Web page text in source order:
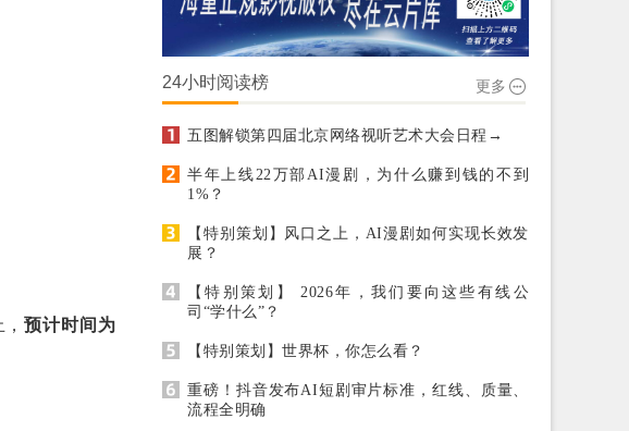
，预计时间为
24小时阅读榜 更多
五图解锁第四届北京网络视听艺术大会日程→
半年上线22万部AI漫剧，为什么赚到钱的不到
1%？
【特别策划】风口之上，AI漫剧如何实现长效发
展？
【特别策划】 2026年，我们要向这些有线公
司“学什么”？
【特别策划】世界杯，你怎么看？
重磅！抖音发布AI短剧审片标准，红线、质量、
流程全明确